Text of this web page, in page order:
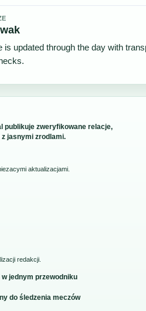
is updated through the day with
publikuje zweryfikowane relacje,
jasnymi zrodlami.
aktualizacjami.
redakcji.
jednym przewodniku
do śledzenia meczów